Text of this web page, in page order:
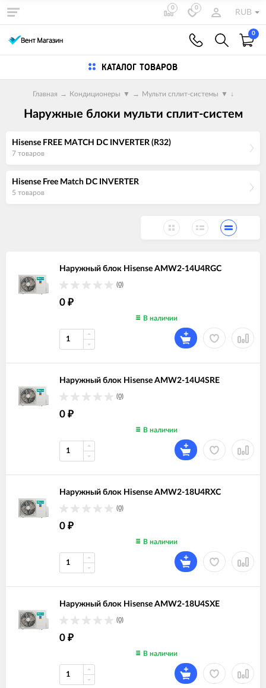
0 0
RUB
0
КАТАЛОГ ТОВАРОВ
Главная → Кондиционеры ▼ → Мульти сплит-системы ▼ ↓
Наружные блоки мульти сплит-систем
Hisense FREE MATCH DC INVERTER (R32)
7 товаров
Hisense Free Match DC INVERTER
5 товаров
Наружный блок Hisense AMW2-14U4RGC
(0)
0 ₽
В наличии
Наружный блок Hisense AMW2-14U4SRE
(0)
0 ₽
В наличии
Наружный блок Hisense AMW2-18U4RXC
(0)
0 ₽
В наличии
Наружный блок Hisense AMW2-18U4SXE
(0)
0 ₽
В наличии